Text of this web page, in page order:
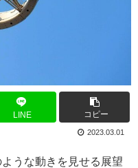
LINE コピー
2023.03.01
うな動きを見せる展望